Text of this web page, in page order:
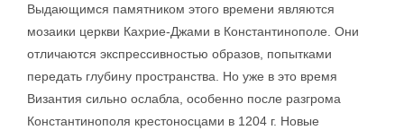
Выдающимся памятником этого времени являются
мозаики церкви Кахрие-Джами в Константинополе. Они
отличаются экспрессивностью образов, попытками
передать глубину пространства. Но уже в это время
Византия сильно ослабла, особенно после разгрома
Константинополя крестоносцами в 1204 г. Новые